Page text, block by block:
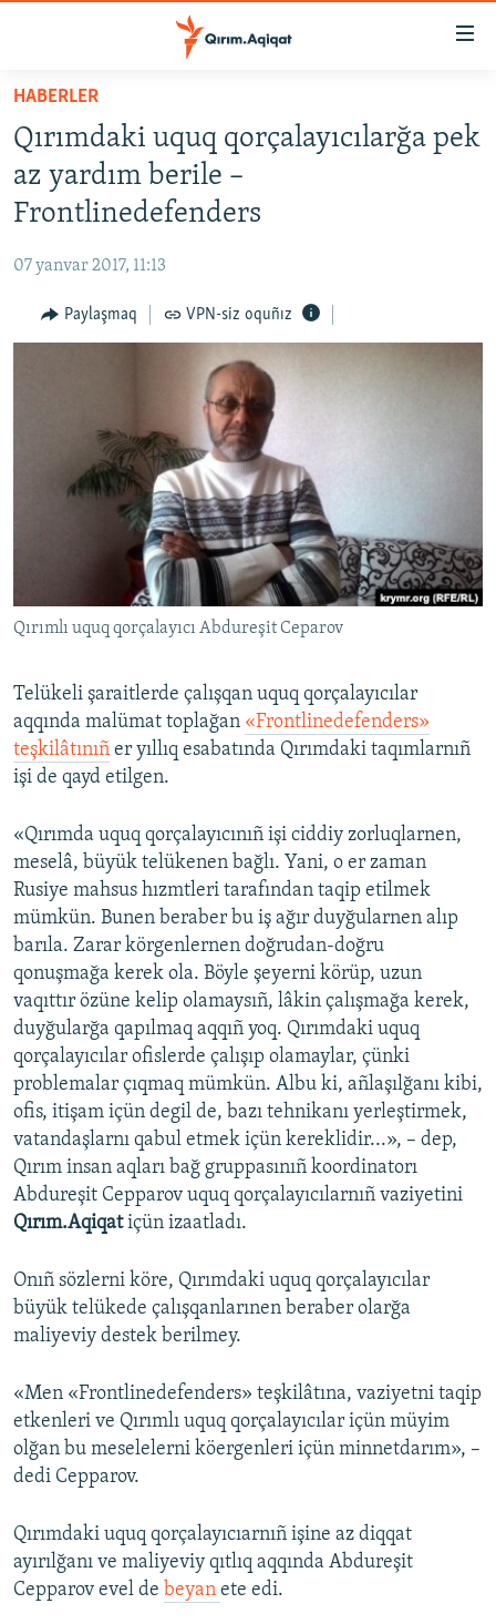
Esas
qaytmaq
Baş
navigatsiyağa
qaytmaq
Qıdıruvğa
qaytmaq
HABERLER
SİYASET
İQTİSADİYAT
MEDENİYET
İNSAN AQLARI
QOŞULIÑIZ!
RFE/RS bütün saytları
HABERLER
Qırımdaki uquq qorçalayıcılarğa pek
az yardım berile –
Frontlinedefenders
07 yanvar 2017, 11:13
Paylaşmaq VPN-siz oquñız
Qırımlı uquq qorçalayıcı Abdureşit Ceparov
Telükeli şaraitlerde çalışqan uquq qorçalayıcılar
aqqında malümat toplağan «Frontlinedefenders»
teşkilâtınıñ er yıllıq esabatında Qırımdaki taqımlarnıñ
işi de qayd etilgen.
«Qırımda uquq qorçalayıcınıñ işi ciddiy zorluqlarnen,
meselâ, büyük telükenen bağlı. Yani, o er zaman
Rusiye mahsus hızmtleri tarafından taqip etilmek
mümkün. Bunen beraber bu iş ağır duyğularnen alıp
barıla. Zarar körgenlernen doğrudan-doğru
qonuşmağa kerek ola. Böyle şeyerni körüp, uzun
vaqıttır özüne kelip olamaysıñ, lâkin çalışmağa kerek,
duyğularğa qapılmaq aqqıñ yoq. Qırımdaki uquq
qorçalayıcılar ofislerde çalışıp olamaylar, çünki
problemalar çıqmaq mümkün. Albu ki, añlaşılğanı kibi,
ofis, itişam içün degil de, bazı tehnikanı yerleştirmek,
vatandaşlarnı qabul etmek içün kereklidir...», – dep,
Qırım insan aqları bağ gruppasınıñ koordinatorı
Abdureşit Cepparov uquq qorçalayıcılarnıñ vaziyetini
Qırım.Aqiqatiçün izaatladı.
Onıñ sözlerni köre, Qırımdaki uquq qorçalayıcılar
büyük telükede çalışqanlarınen beraber olarğa
maliyeviy destek berilmey.
«Men «Frontlinedefenders» teşkilâtına, vaziyetni taqip
etkenleri ve Qırımlı uquq qorçalayıcılar içün müyim
olğan bu meselelerni köergenleri içün minnetdarım», –
dedi Cepparov.
Qırımdaki uquq qorçalayıcıarnıñ işine az diqqat
ayırılğanı ve maliyeviy qıtlıq aqqında Abdureşit
Cepparov evel de beyan ete edi.